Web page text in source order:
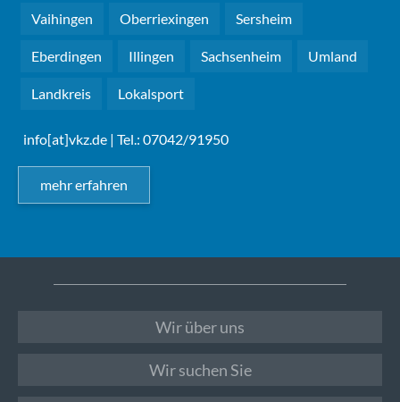
Vaihingen Oberriexingen Sersheim
Eberdingen Illingen Sachsenheim Umland
Landkreis Lokalsport
info[at]vkz.de | Tel.: 07042/91950
mehr erfahren
Wir über uns
Wir suchen Sie